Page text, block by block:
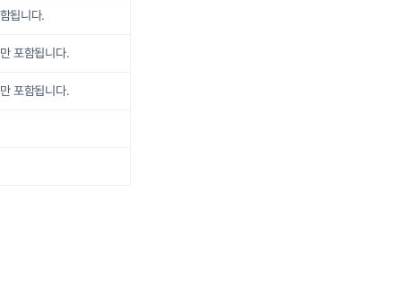
됩니다.
포함됩니다.
포함됩니다.